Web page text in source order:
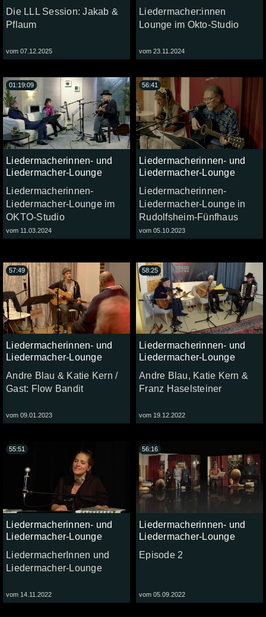
Die LLL Session: Jakab &
Pflaum
vom 07.12.2025
Liedermacher:innen
Lounge im Okto-Studio
vom 23.11.2024
Liedermacherinnen- und
Liedermacher-Lounge
Liedermacherinnen-
Liedermacher-Lounge im
OKTO-Studio
vom 11.03.2024
01:19:09
Liedermacherinnen- und
Liedermacher-Lounge
Liedermacherinnen-
Liedermacher-Lounge in
Rudolfsheim-Fünfhaus
vom 05.10.2023
56:41
Liedermacherinnen- und
Liedermacher-Lounge
Andre Blau & Katie Kern /
Gast: Flow Bandit
vom 09.01.2023
57:49
Liedermacherinnen- und
Liedermacher-Lounge
Andre Blau, Katie Kern &
Franz Haselsteiner
vom 19.12.2022
58:25
Liedermacherinnen- und
Liedermacher-Lounge
LiedermacherInnen und
Liedermacher-Lounge
vom 14.11.2022
55:51
Liedermacherinnen- und
Liedermacher-Lounge
Episode 2
vom 05.09.2022
56:16